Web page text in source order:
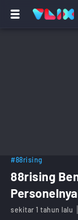
#88rising
88rising
sekitar 1 tahun lalu